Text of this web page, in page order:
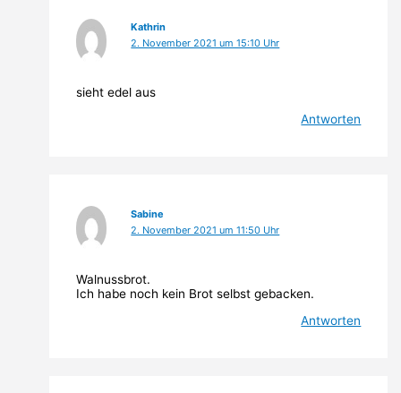
Kathrin
2. November 2021 um 15:10 Uhr
sieht edel aus
Antworten
Sabine
2. November 2021 um 11:50 Uhr
Walnussbrot.
Ich habe noch kein Brot selbst gebacken.
Antworten